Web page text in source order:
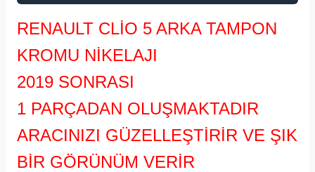
RENAULT CLİO 5 ARKA TAMPON
KROMU NİKELAJI
2019 SONRASI
1 PARÇADAN OLUŞMAKTADIR
ARACINIZI GÜZELLEŞTİRİR VE ŞIK
BİR GÖRÜNÜM VERİR